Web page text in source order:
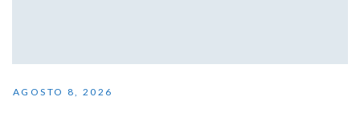
AGOSTO 8, 2026